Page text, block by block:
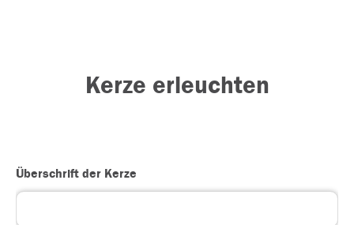
Kerze erleuchten
Überschrift der Kerze